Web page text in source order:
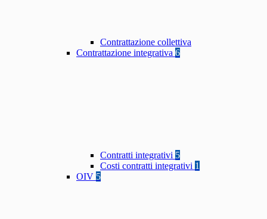
Contrattazione collettiva
Contrattazione integrativa 6
Contratti integrativi 5
Costi contratti integrativi 1
OIV 5